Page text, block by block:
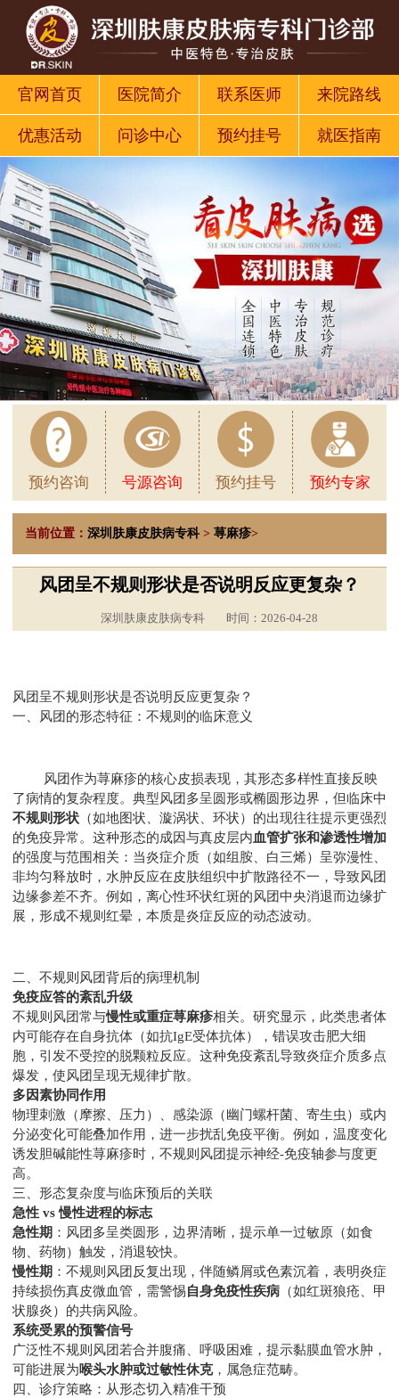
官网首页 医院简介 联系医师 来院路线
优惠活动 问诊中心 预约挂号 就医指南
预约咨询 号源咨询 预约挂号 预约专家
当前位置： 深圳肤康皮肤病专科 > 荨麻疹>
风团呈不规则形状是否说明反应更复杂？
深圳肤康皮肤病专科 时间：2026-04-28
风团呈不规则形状是否说明反应更复杂？
一、风团的形态特征：不规则的临床意义
风团作为荨麻疹的核心皮损表现，其形态多样性直接反映
了病情的复杂程度。典型风团多呈圆形或椭圆形边界，但临床中
不规则形状 （如地图状、漩涡状、环状）的出现往往提示更强烈
的免疫异常。这种形态的成因与真皮层内血管扩张和渗透性增加
的强度与范围相关：当炎症介质（如组胺、白三烯）呈弥漫性、
非均匀释放时，水肿反应在皮肤组织中扩散路径不一，导致风团
边缘参差不齐。例如，离心性环状红斑的风团中央消退而边缘扩
展，形成不规则红晕，本质是炎症反应的动态波动。
二、不规则风团背后的病理机制
免疫应答的紊乱升级
不规则风团常与慢性或重症荨麻疹相关。研究显示，此类患者体
内可能存在自身抗体（如抗IgE受体抗体），错误攻击肥大细
胞，引发不受控的脱颗粒反应。这种免疫紊乱导致炎症介质多点
爆发，使风团呈现无规律扩散。
多因素协同作用
物理刺激（摩擦、压力）、感染源（幽门螺杆菌、寄生虫）或内
分泌变化可能叠加作用，进一步扰乱免疫平衡。例如，温度变化
诱发胆碱能性荨麻疹时，不规则风团提示神经-免疫轴参与度更
高。
三、形态复杂度与临床预后的关联
急性 vs 慢性进程的标志
急性期 ：风团多呈类圆形，边界清晰，提示单一过敏原（如食
物、药物）触发，消退较快。
慢性期 ：不规则风团反复出现，伴随鳞屑或色素沉着，表明炎症
持续损伤真皮微血管，需警惕自身免疫性疾病 （如红斑狼疮、甲
状腺炎）的共病风险。
系统受累的预警信号
广泛性不规则风团若合并腹痛、呼吸困难，提示黏膜血管水肿，
可能进展为喉头水肿或过敏性休克，属急症范畴。
四、诊疗策略：从形态切入精准干预